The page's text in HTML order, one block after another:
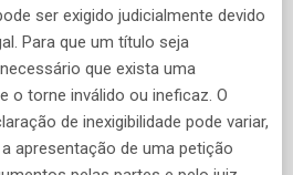
ser exigido judicialmente devido
Para que um título seja
que exista uma
o torne inválido ou ineficaz. O
de inexigibilidade pode variar,
apresentação de uma petição